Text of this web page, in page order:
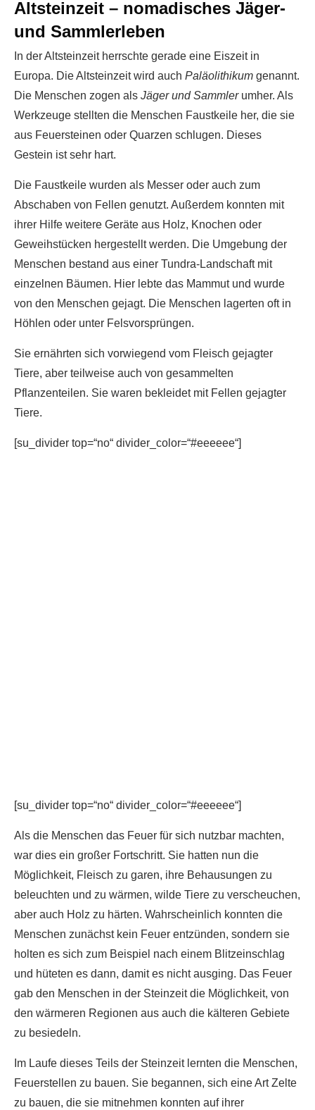
Altsteinzeit – nomadisches Jäger-
und Sammlerleben
In der Altsteinzeit herrschte gerade eine Eiszeit in
Europa. Die Altsteinzeit wird auch Paläolithikum genannt.
Die Menschen zogen als Jäger und Sammlerumher. Als
Werkzeuge stellten die Menschen Faustkeile her, die sie
aus Feuersteinen oder Quarzen schlugen. Dieses
Gestein ist sehr hart.
Die Faustkeile wurden als Messer oder auch zum
Abschaben von Fellen genutzt. Außerdem konnten mit
ihrer Hilfe weitere Geräte aus Holz, Knochen oder
Geweihstücken hergestellt werden. Die Umgebung der
Menschen bestand aus einer Tundra-Landschaft mit
einzelnen Bäumen. Hier lebte das Mammut und wurde
von den Menschen gejagt. Die Menschen lagerten oft in
Höhlen oder unter Felsvorsprüngen.
Sie ernährten sich vorwiegend vom Fleisch gejagter
Tiere, aber teilweise auch von gesammelten
Pflanzenteilen. Sie waren bekleidet mit Fellen gejagter
Tiere.
[su_divider top=“no“ divider_color=“#eeeeee“]
[su_divider top=“no“ divider_color=“#eeeeee“]
Als die Menschen das Feuer für sich nutzbar machten,
war dies ein großer Fortschritt. Sie hatten nun die
Möglichkeit, Fleisch zu garen, ihre Behausungen zu
beleuchten und zu wärmen, wilde Tiere zu verscheuchen,
aber auch Holz zu härten. Wahrscheinlich konnten die
Menschen zunächst kein Feuer entzünden, sondern sie
holten es sich zum Beispiel nach einem Blitzeinschlag
und hüteten es dann, damit es nicht ausging. Das Feuer
gab den Menschen in der Steinzeit die Möglichkeit, von
den wärmeren Regionen aus auch die kälteren Gebiete
zu besiedeln.
Im Laufe dieses Teils der Steinzeit lernten die Menschen,
Feuerstellen zu bauen. Sie begannen, sich eine Art Zelte
zu bauen, die sie mitnehmen konnten auf ihrer